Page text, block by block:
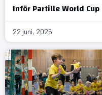
Inför Partille World Cup
22 juni, 2026